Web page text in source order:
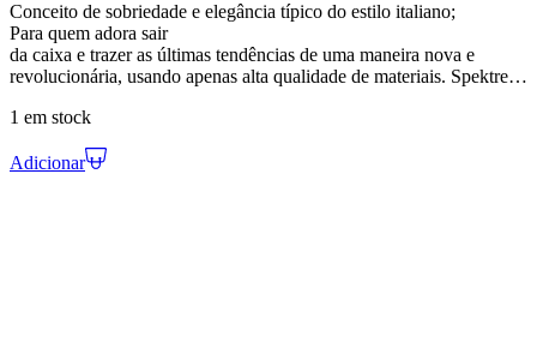
Conceito de sobriedade e elegância típico do estilo italiano;
Para quem adora sair
da caixa e trazer as últimas tendências de uma maneira nova e
revolucionária, usando apenas alta qualidade de materiais. Spektre…
1 em stock
Adicionar